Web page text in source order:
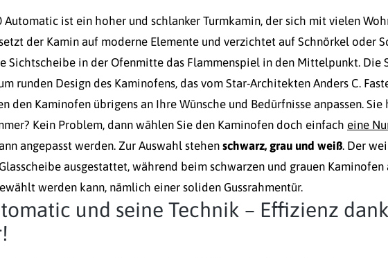
Automatic ist ein hoher und schlanker Turmkamin, der sich mit vielen
der Kamin auf moderne Elemente und verzichtet auf Schnörkel oder
Sichtscheibe in der Ofenmitte das Flammenspiel in den Mittelpunkt. Die
runden Design des Kaminofens, das vom Star-Architekten Anders C.
den Kaminofen übrigens an Ihre Wünsche und Bedürfnisse anpassen. Sie
Kein Problem, dann wählen Sie den Kaminofen doch einfach eine
angepasst werden. Zur Auswahl stehen schwarz, grau und weiß. Der
ausgestattet, während beim schwarzen und grauen Kaminofen
werden kann, nämlich einer soliden Gussrahmentür.
und seine Technik – Effizienz dank